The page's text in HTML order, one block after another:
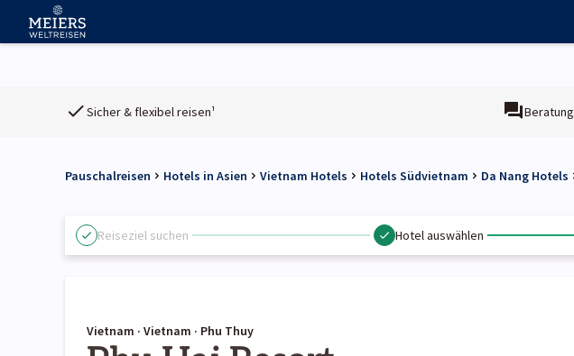
Sicher & flexibel reisen¹
Pauschalreisen Hotels in Asien Vietnam Hotels Hotels Südvietnam Da Nang Hotels
Reiseziel suchen Hotel auswählen
Vietnam · Vietnam · Phu Thuy